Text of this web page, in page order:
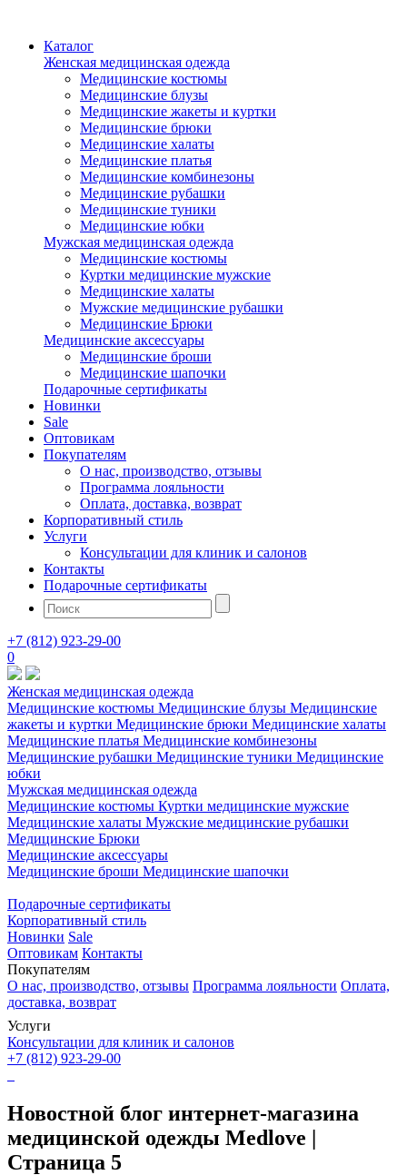
Каталог
Женская медицинская одежда
Медицинские костюмы
Медицинские блузы
Медицинские жакеты и куртки
Медицинские брюки
Медицинские халаты
Медицинские платья
Медицинские комбинезоны
Медицинские рубашки
Медицинские туники
Медицинские юбки
Мужская медицинская одежда
Медицинские костюмы
Куртки медицинские мужские
Медицинские халаты
Мужские медицинские рубашки
Медицинские Брюки
Медицинские аксессуары
Медицинские броши
Медицинские шапочки
Подарочные сертификаты
Новинки
Sale
Оптовикам
Покупателям
О нас, производство, отзывы
Программа лояльности
Оплата, доставка, возврат
Корпоративный стиль
Услуги
Консультации для клиник и салонов
Контакты
Подарочные сертификаты
+7 (812) 923-29-00
0
Женская медицинская одежда
Медицинские костюмы Медицинские блузы Медицинские
жакеты и куртки Медицинские брюки Медицинские халаты
Медицинские платья Медицинские комбинезоны
Медицинские рубашки Медицинские туники Медицинские
юбки
Мужская медицинская одежда
Медицинские костюмы Куртки медицинские мужские
Медицинские халаты Мужские медицинские рубашки
Медицинские Брюки
Медицинские аксессуары
Медицинские броши Медицинские шапочки
Подарочные сертификаты
Корпоративный стиль
Новинки Sale
Оптовикам Контакты
Покупателям
О нас, производство, отзывы Программа лояльности Оплата,
доставка, возврат
Услуги
Консультации для клиник и салонов
+7 (812) 923-29-00
Новостной блог интернет-магазина
медицинской одежды Medlove |
Страница 5